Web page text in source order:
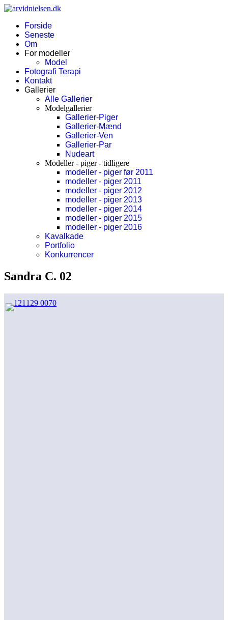
Forside
Seneste
Om
For modeller
Model
Fotografi Terapi
Kontakt
Gallerier
Alle Gallerier
Modelgallerier
Gallerier-Piger
Gallerier-Mænd
Gallerier-Ven
Gallerier-Par
Nudeart
Modeller - piger - tidligere
modeller - piger før 2011
modeller - piger 2011
modeller - piger 2012
modeller - piger 2013
modeller - piger 2014
modeller - piger 2015
modeller - piger 2016
Kavalkade
Portfolio
Konkurrencer
Sandra C. 02